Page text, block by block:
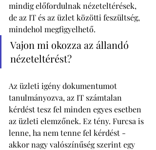
mindig előfordulnak nézeteltérések,
de az IT és az üzlet közötti feszültség,
mindehol megfigyelhető.
Vajon mi okozza az állandó
nézeteltérést?
Az üzleti igény dokumentumot
tanulmányozva, az IT számtalan
kérdést tesz fel minden egyes esetben
az üzleti elemzőnek. Ez tény. Furcsa is
lenne, ha nem tenne fel kérdést -
akkor nagy valószínűség szerint egy